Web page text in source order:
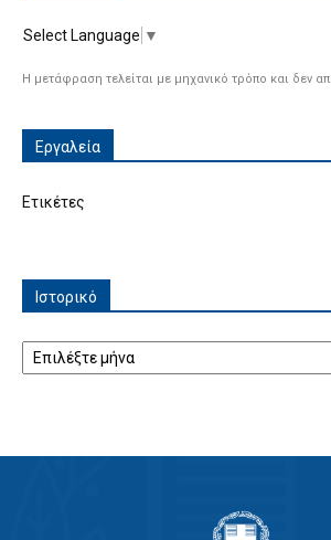
Select Language ▼
Η μετάφραση τελείται με μηχανικό τρόπο και δεν
Εργαλεία
Ετικέτες
Ιστορικό
Ιστορικό